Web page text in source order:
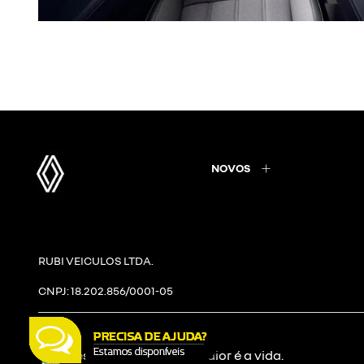
NOVOS
RUBI VEICULOS LTDA.
CNPJ: 18.202.856/0001-05
Desacelere. Seu bem maior é a vida.